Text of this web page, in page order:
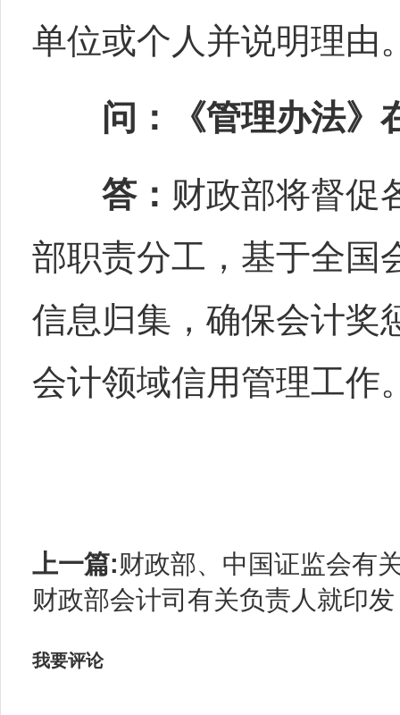
单位或个人并说明理由
问：《管理办法》
答： 财政部将督促
部职责分工，基于全国
信息归集，确保会计奖
会计领域信用管理工作
上一篇:财政部、中国证监会有
财政部会计司有关负责人就印
我要评论